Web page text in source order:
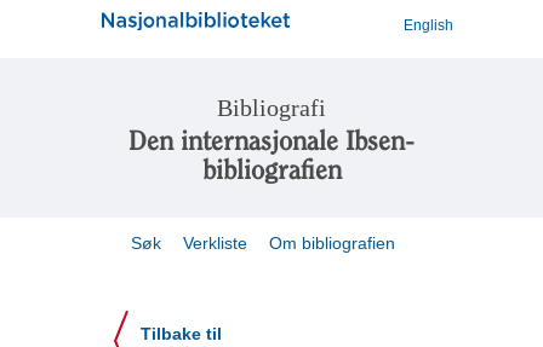
English
Bibliografi
Den internasjonale Ibsen-
bibliografien
Søk Verkliste Om bibliografien
Tilbake til